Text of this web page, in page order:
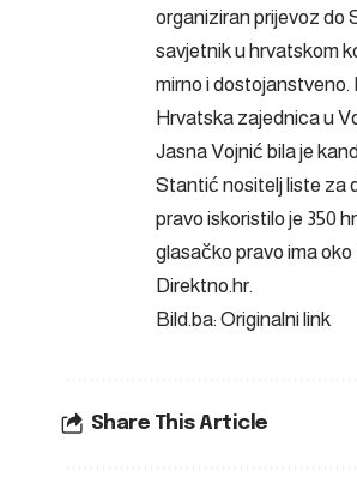
organiziran prijevoz do
savjetnik u hrvatskom
mirno i dostojanstveno.
Hrvatska zajednica u
Jasna Vojnić bila je
Stantić nositelj liste za
pravo iskoristilo je 350
glasačko pravo ima
Direktno.hr.
Bild.ba: Originalni link
Share This Article